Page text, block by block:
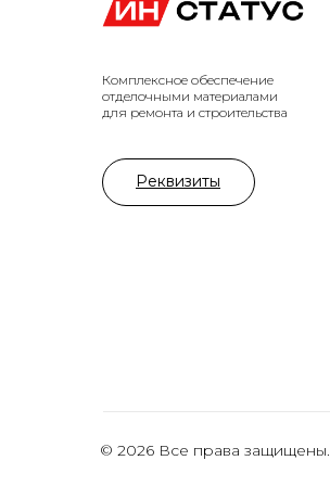
© 2026 Все права защищены.
Комплексное обеспечение
отделочными материалами
для ремонта и строительства
Реквизиты